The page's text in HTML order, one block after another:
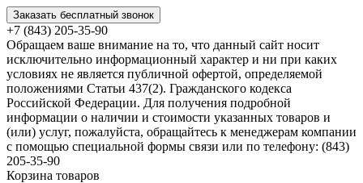
Заказать бесплатный звонок
+7 (843) 205-35-90
Обращаем ваше внимание на то, что данный сайт носит
исключительно информационный характер и ни при каких
условиях не является публичной офертой, определяемой
положениями Статьи 437(2). Гражданского кодекса
Российской Федерации. Для получения подробной
информации о наличии и стоимости указанных товаров и
(или) услуг, пожалуйста, обращайтесь к менеджерам компании
с помощью специальной формы связи или по телефону: (843)
205-35-90
Корзина товаров